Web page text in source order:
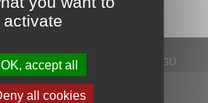
activate
OK, accept all
all cookies
réservés Mentions légales
CGU
site
FAQ
Contact
est proposé par6Tzen